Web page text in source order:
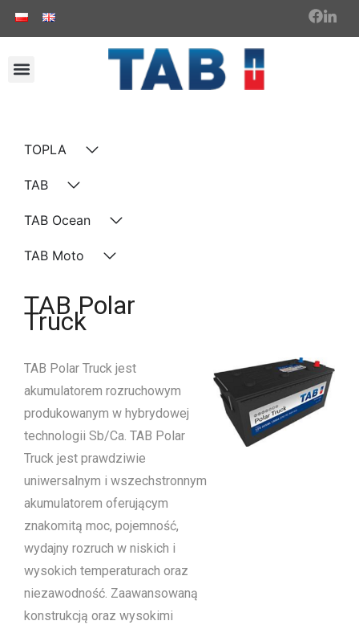
TOPLA
TAB
TAB Ocean
TAB Moto
TAB Polar
Truck
TAB Polar Truck jest
akumulatorem rozruchowym
produkowanym w hybrydowej
technologii Sb/Ca. TAB Polar
Truck jest prawdziwie
uniwersalnym i wszechstronnym
akumulatorem oferującym
znakomitą moc, pojemność,
wydajny rozruch w niskich i
wysokich temperaturach oraz
niezawodność. Zaawansowaną
konstrukcją oraz wysokimi